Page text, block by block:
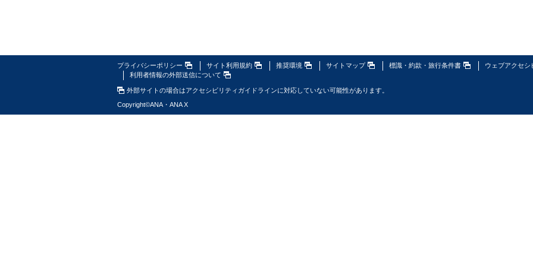
プライバシーポリシー サイト利用規約 推奨環境 サイトマップ 標識・約款・旅行条件書
ウェブアクセシ
利用者情報の外部送信について
外部サイトの場合はアクセシビリティガイドラインに対応していない可能性があります。
Copyright©ANA・ANA X